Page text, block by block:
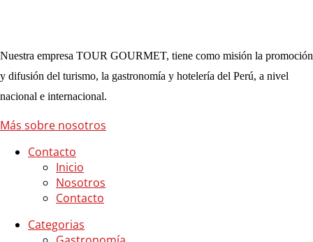
Nuestra empresa TOUR GOURMET, tiene como misión la promoción
y difusión del turismo, la gastronomía y hotelería del Perú, a nivel
nacional e internacional.
Más sobre nosotros
Contacto
Inicio
Nosotros
Contacto
Categorias